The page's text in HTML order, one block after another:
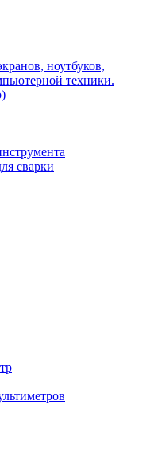
ноутбуков,
техники.
сварки